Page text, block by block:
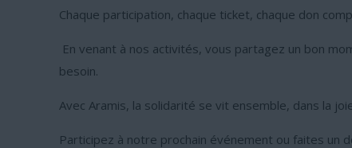
Chaque participation, chaque ticket, chaque don
En venant à nos activités, vous partagez un bon
besoin.
Avec Aramis, la solidarité se vit ensemble, dans la
Participez à notre prochain événement ou faites un